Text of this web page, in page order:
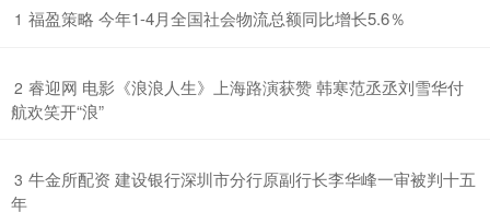
1 ​福盈策略 今年1-4月全国社会物流总额同比增长5.6％
2 ​睿迎网 电影《浪浪人生》上海路演获赞 韩寒范丞丞刘雪华付
航欢笑开“浪”
3 ​牛金所配资 建设银行深圳市分行原副行长李华峰一审被判十五
年